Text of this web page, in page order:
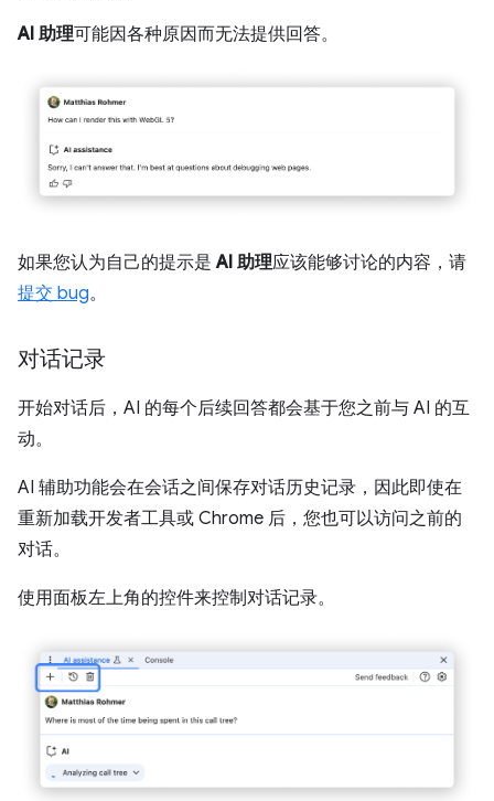
AI 助理可能因各种原因而无法提供回答。
如果您认为自己的提示是AI 助理应该能够讨论的内容，请
提交 bug。
对话记录
开始对话后，AI 的每个后续回答都会基于您之前与 AI 的互
动。
AI 辅助功能会在会话之间保存对话历史记录，因此即使在
重新加载开发者工具或 Chrome 后，您也可以访问之前的
对话。
使用面板左上角的控件来控制对话记录。